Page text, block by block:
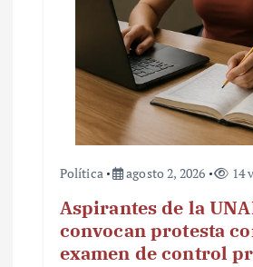
Política agosto 2, 2026 14
Aspirantes de la
convocan protesta
examen de control